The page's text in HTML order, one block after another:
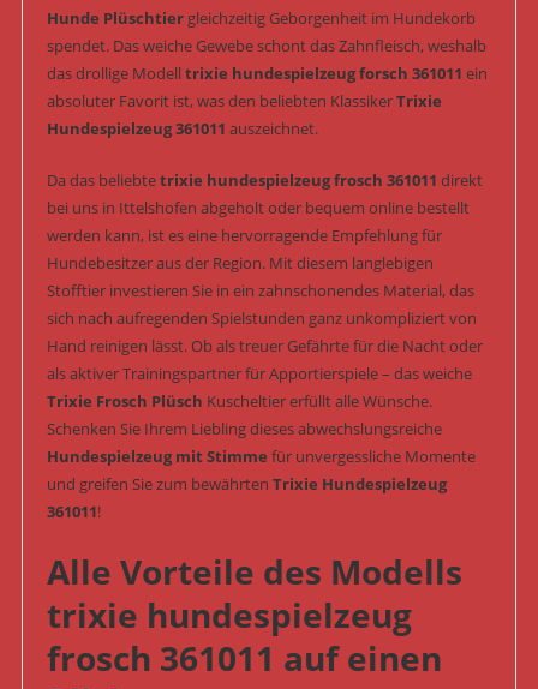
Hunde Plüschtiergleichzeitig Geborgenheit im Hundekorb
spendet. Das weiche Gewebe schont das Zahnfleisch, weshalb
das drollige Modelltrixie hundespielzeug forsch 361011 ein
absoluter Favorit ist, was den beliebten KlassikerTrixie
Hundespielzeug 361011 auszeichnet.
Da das beliebtetrixie hundespielzeug frosch 361011 direkt
bei uns in Ittelshofen abgeholt oder bequem online bestellt
werden kann, ist es eine hervorragende Empfehlung für
Hundebesitzer aus der Region. Mit diesem langlebigen
Stofftier investieren Sie in ein zahnschonendes Material, das
sich nach aufregenden Spielstunden ganz unkompliziert von
Hand reinigen lässt. Ob als treuer Gefährte für die Nacht oder
als aktiver Trainingspartner für Apportierspiele – das weiche
Trixie Frosch Plüsch Kuscheltier erfüllt alle Wünsche.
Schenken Sie Ihrem Liebling dieses abwechslungsreiche
Hundespielzeug mit Stimme für unvergessliche Momente
und greifen Sie zum bewährten Trixie Hundespielzeug
361011!
Alle Vorteile des Modells
trixie hundespielzeug
frosch 361011 auf einen